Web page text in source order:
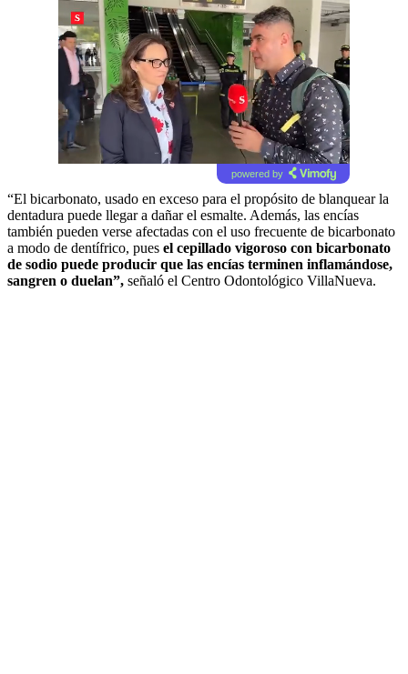
powered by
“El bicarbonato, usado en exceso para el propósito de blanquear la
dentadura puede llegar a dañar el esmalte. Además, las encías
también pueden verse afectadas con el uso frecuente de bicarbonato
a modo de dentífrico, pues el cepillado vigoroso con bicarbonato
de sodio puede producir que las encías terminen inflamándose,
sangren o duelan”, señaló el Centro Odontológico VillaNueva.